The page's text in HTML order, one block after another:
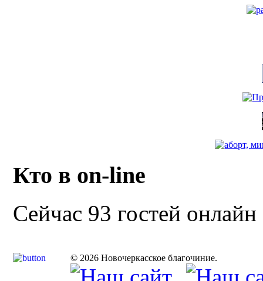
Кто в on-line
Сейчас 93 гостей онлайн
© 2026 Новочеркасское благочиние.